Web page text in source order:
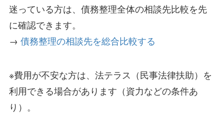
迷っている方は、債務整理全体の相談先比較を先
に確認できます。
→ 債務整理の相談先を総合比較する
※費用が不安な方は、法テラス（民事法律扶助）を
利用できる場合があります（資力などの条件あ
り）。